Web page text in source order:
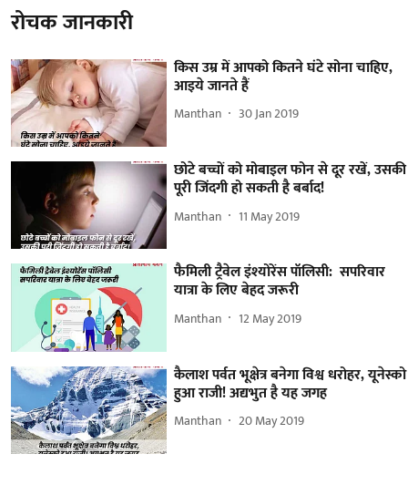
रोचक जानकारी
किस उम्र में आपको कितने घंटे सोना चाहिए,
आइये जानते हैं
Manthan 30 Jan 2019
छोटे बच्चों को मोबाइल फोन से दूर रखें, उसकी
पूरी जिंदगी हो सकती है बर्बाद!
Manthan 11 May 2019
फैमिली ट्रैवेल इंश्योरेंस पॉलिसी: सपरिवार
यात्रा के लिए बेहद जरूरी
Manthan 12 May 2019
कैलाश पर्वत भूक्षेत्र बनेगा विश्व धरोहर, यूनेस्को
हुआ राजी! अद्यभुत है यह जगह
Manthan 20 May 2019